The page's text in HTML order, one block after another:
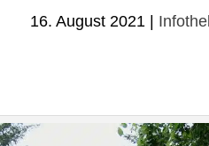
16. August 2021|